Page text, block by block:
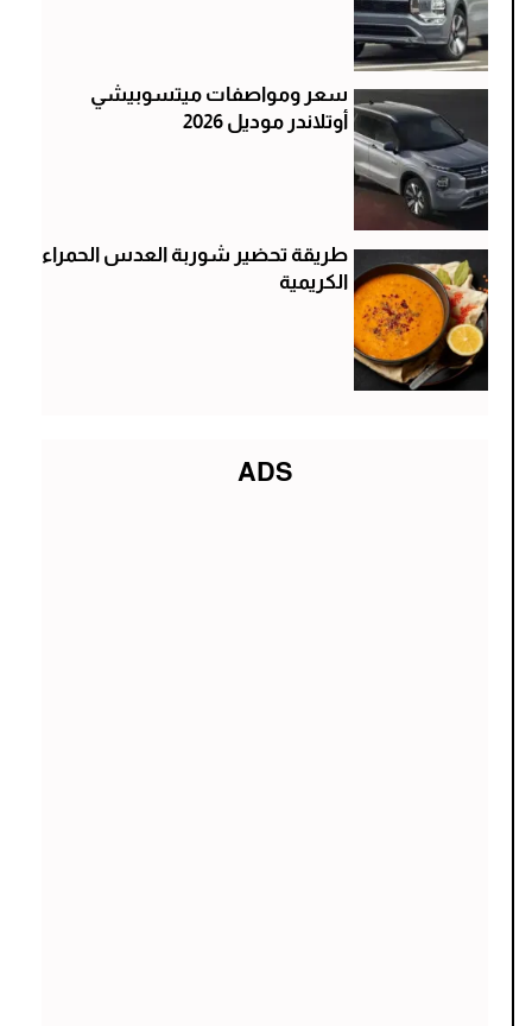
سعر ومواصفات ميتسوبيشي
أوتلاندر موديل 2026
طريقة تحضير شوربة العدس الحمراء
الكريمية
ADS